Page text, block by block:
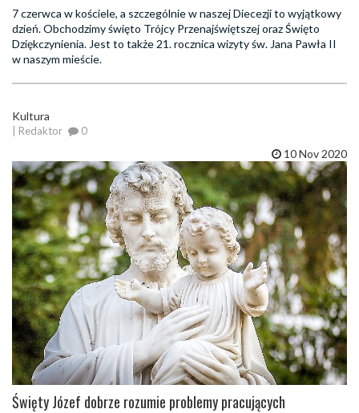
7 czerwca w kościele, a szczególnie w naszej Diecezji to wyjątkowy
dzień. Obchodzimy święto Trójcy Przenajświętszej oraz Święto
Dziękczynienia. Jest to także 21. rocznica wizyty św. Jana Pawła II
w naszym mieście.
Kultura
| Redaktor 0
10 Nov 2020
Święty Józef dobrze rozumie problemy pracujących